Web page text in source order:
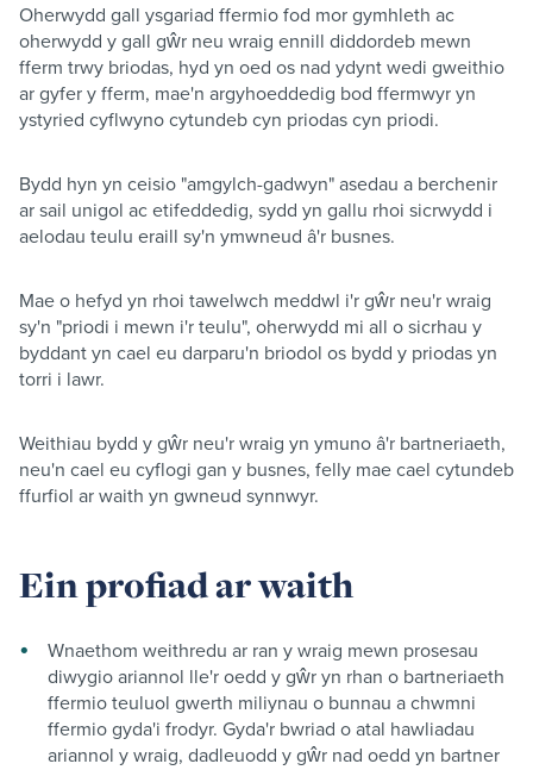
Oherwydd gall ysgariad ffermio fod mor gymhleth ac
oherwydd y gall gŵr neu wraig ennill diddordeb mewn
fferm trwy briodas, hyd yn oed os nad ydynt wedi gweithio
ar gyfer y fferm, mae'n argyhoeddedig bod ffermwyr yn
ystyried cyflwyno cytundeb cyn priodas cyn priodi.
Bydd hyn yn ceisio "amgylch-gadwyn" asedau a berchenir
ar sail unigol ac etifeddedig, sydd yn gallu rhoi sicrwydd i
aelodau teulu eraill sy'n ymwneud â'r busnes.
Mae o hefyd yn rhoi tawelwch meddwl i'r gŵr neu'r wraig
sy'n "priodi i mewn i'r teulu", oherwydd mi all o sicrhau y
byddant yn cael eu darparu'n briodol os bydd y priodas yn
torri i lawr.
Weithiau bydd y gŵr neu'r wraig yn ymuno â'r bartneriaeth,
neu'n cael eu cyflogi gan y busnes, felly mae cael cytundeb
ffurfiol ar waith yn gwneud synnwyr.
Ein profiad ar waith
Wnaethom weithredu ar ran y wraig mewn prosesau
diwygio ariannol lle'r oedd y gŵr yn rhan o bartneriaeth
ffermio teuluol gwerth miliynau o bunnau a chwmni
ffermio gyda'i frodyr. Gyda'r bwriad o atal hawliadau
ariannol y wraig, dadleuodd y gŵr nad oedd yn bartner